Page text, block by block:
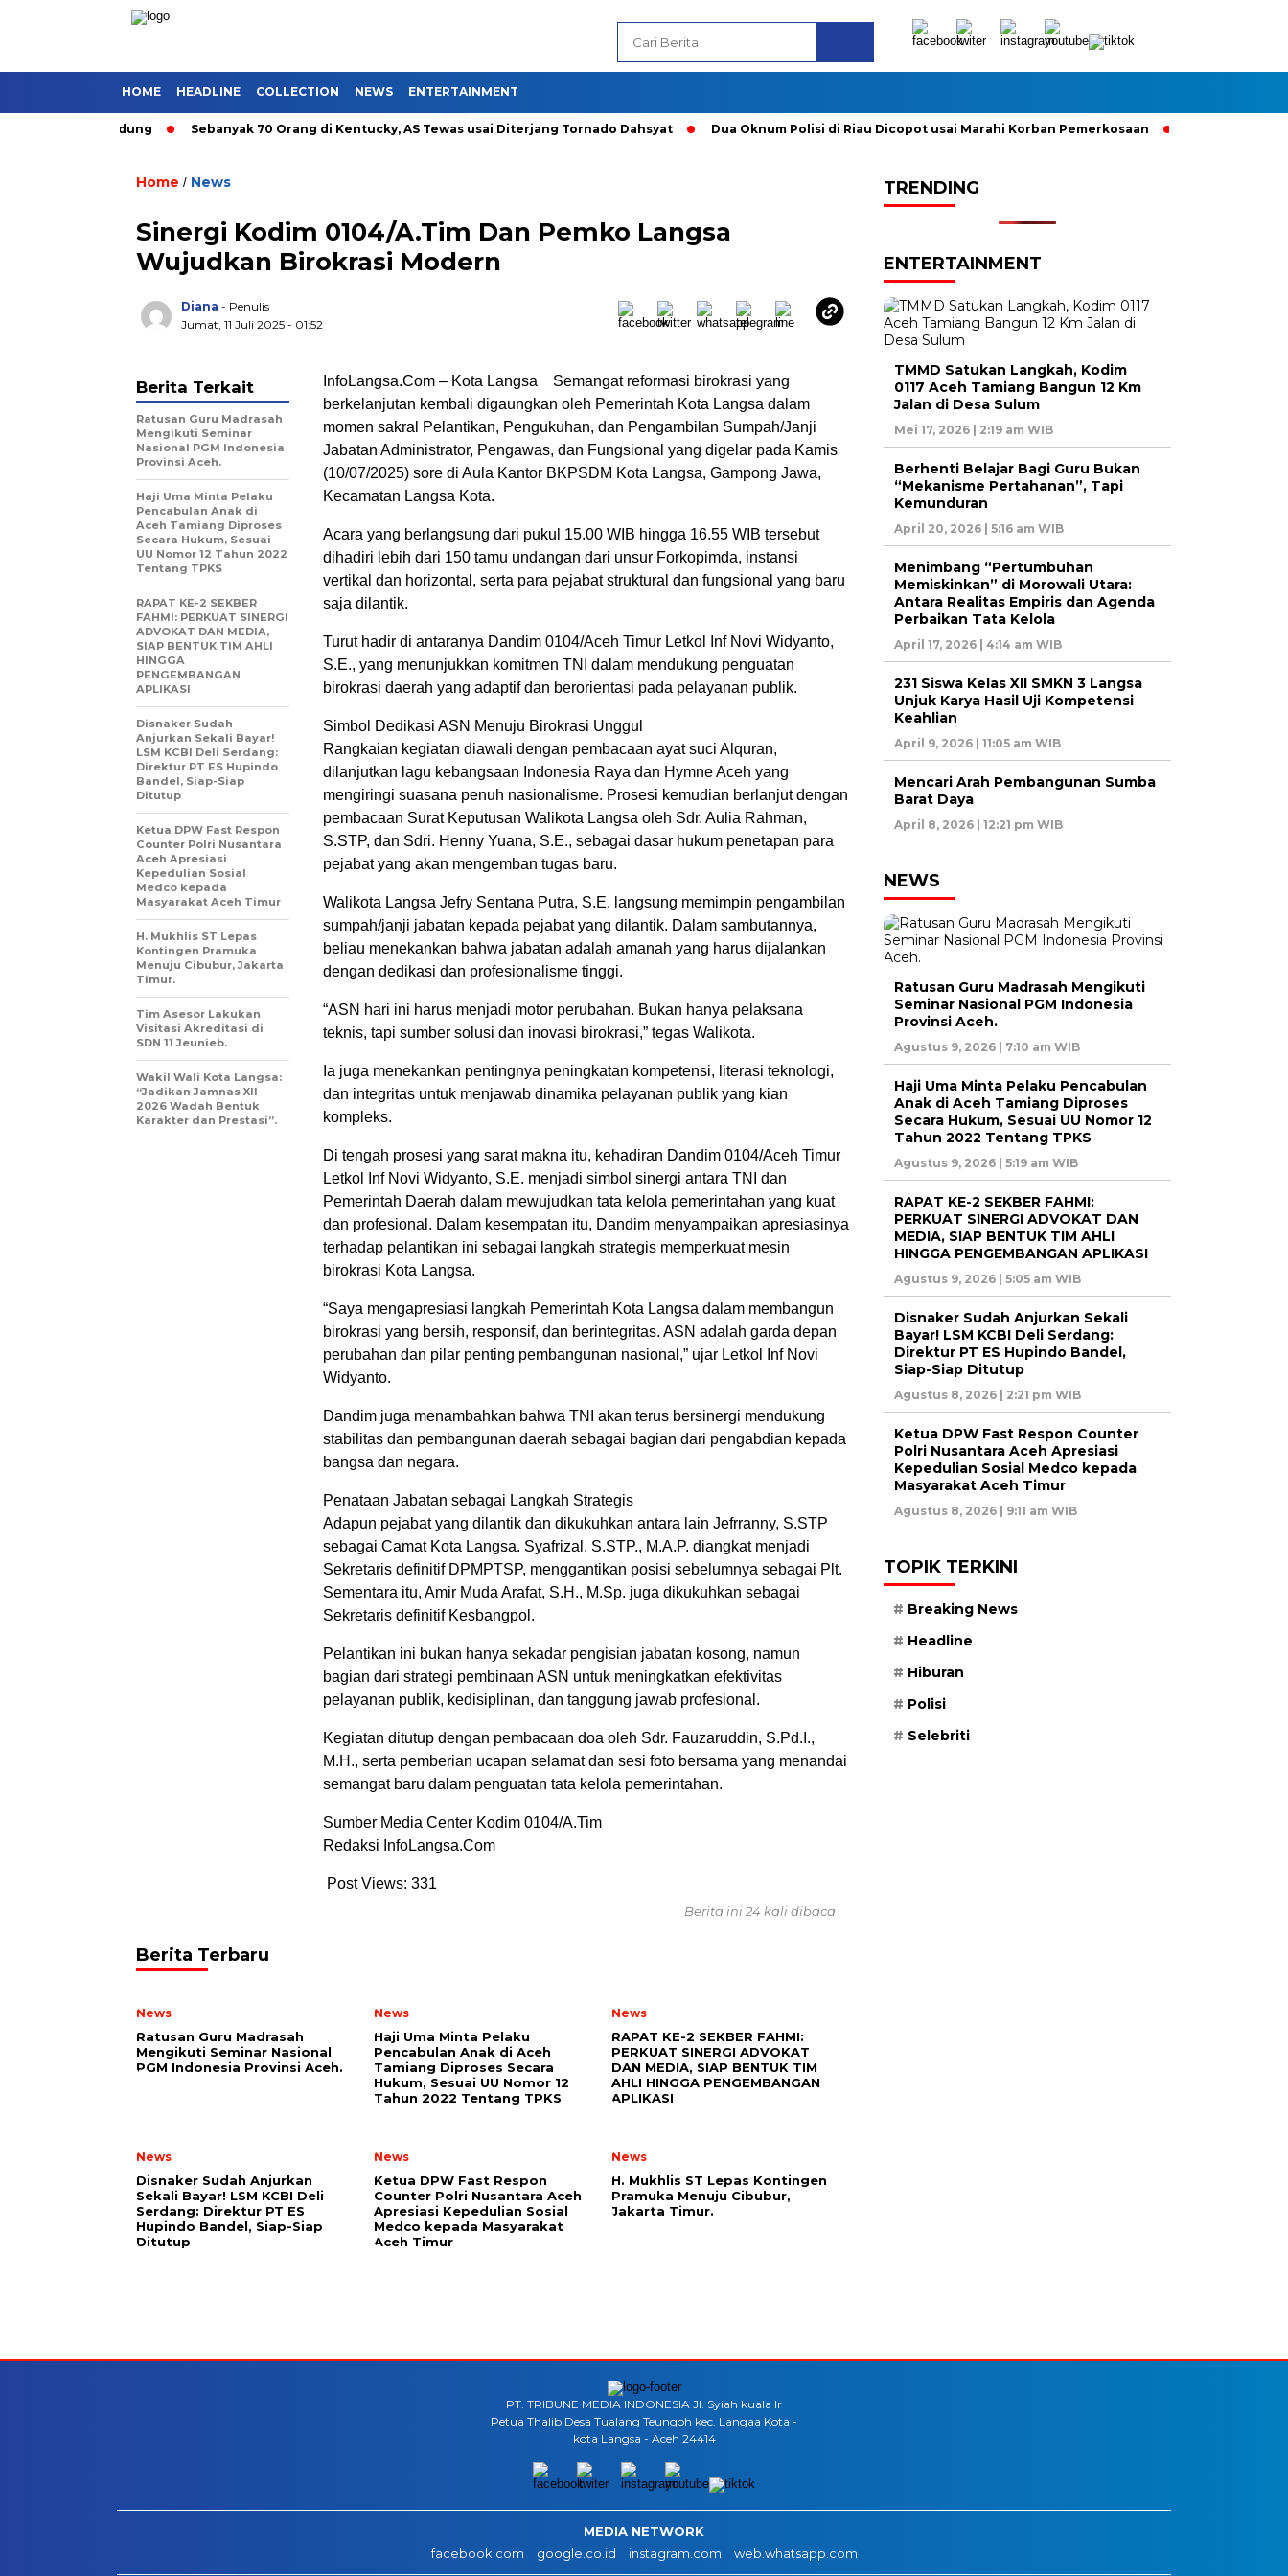
HOME HEADLINE COLLECTION NEWS ENTERTAINMENT
di Bandung Sebanyak 70 Orang di Kentucky, AS Tewas usai Diterjang Tornado Dahsyat Dua Oknum Polisi di Riau Dicopot usai Marahi Korban Pemerkosaan Kemendag Cabut
Home / News
Sinergi Kodim 0104/A.Tim Dan Pemko Langsa
Wujudkan Birokrasi Modern
Diana - Penulis
Jumat, 11 Juli 2025 - 01:52
InfoLangsa.Com – Kota Langsa Semangat reformasi birokrasi yang
berkelanjutan kembali digaungkan oleh Pemerintah Kota Langsa dalam
momen sakral Pelantikan, Pengukuhan, dan Pengambilan Sumpah/Janji
Jabatan Administrator, Pengawas, dan Fungsional yang digelar pada Kamis
(10/07/2025) sore di Aula Kantor BKPSDM Kota Langsa, Gampong Jawa,
Kecamatan Langsa Kota.
Acara yang berlangsung dari pukul 15.00 WIB hingga 16.55 WIB tersebut
dihadiri lebih dari 150 tamu undangan dari unsur Forkopimda, instansi
vertikal dan horizontal, serta para pejabat struktural dan fungsional yang baru
saja dilantik.
Turut hadir di antaranya Dandim 0104/Aceh Timur Letkol Inf Novi Widyanto,
S.E., yang menunjukkan komitmen TNI dalam mendukung penguatan
birokrasi daerah yang adaptif dan berorientasi pada pelayanan publik.
Simbol Dedikasi ASN Menuju Birokrasi Unggul
Rangkaian kegiatan diawali dengan pembacaan ayat suci Alquran,
dilanjutkan lagu kebangsaan Indonesia Raya dan Hymne Aceh yang
mengiringi suasana penuh nasionalisme. Prosesi kemudian berlanjut dengan
pembacaan Surat Keputusan Walikota Langsa oleh Sdr. Aulia Rahman,
S.STP, dan Sdri. Henny Yuana, S.E., sebagai dasar hukum penetapan para
pejabat yang akan mengemban tugas baru.
Walikota Langsa Jefry Sentana Putra, S.E. langsung memimpin pengambilan
sumpah/janji jabatan kepada pejabat yang dilantik. Dalam sambutannya,
beliau menekankan bahwa jabatan adalah amanah yang harus dijalankan
dengan dedikasi dan profesionalisme tinggi.
“ASN hari ini harus menjadi motor perubahan. Bukan hanya pelaksana
teknis, tapi sumber solusi dan inovasi birokrasi,” tegas Walikota.
Ia juga menekankan pentingnya peningkatan kompetensi, literasi teknologi,
dan integritas untuk menjawab dinamika pelayanan publik yang kian
kompleks.
Di tengah prosesi yang sarat makna itu, kehadiran Dandim 0104/Aceh Timur
Letkol Inf Novi Widyanto, S.E. menjadi simbol sinergi antara TNI dan
Pemerintah Daerah dalam mewujudkan tata kelola pemerintahan yang kuat
dan profesional. Dalam kesempatan itu, Dandim menyampaikan apresiasinya
terhadap pelantikan ini sebagai langkah strategis memperkuat mesin
birokrasi Kota Langsa.
“Saya mengapresiasi langkah Pemerintah Kota Langsa dalam membangun
birokrasi yang bersih, responsif, dan berintegritas. ASN adalah garda depan
perubahan dan pilar penting pembangunan nasional,” ujar Letkol Inf Novi
Widyanto.
Dandim juga menambahkan bahwa TNI akan terus bersinergi mendukung
stabilitas dan pembangunan daerah sebagai bagian dari pengabdian kepada
bangsa dan negara.
Penataan Jabatan sebagai Langkah Strategis
Adapun pejabat yang dilantik dan dikukuhkan antara lain Jefrranny, S.STP
sebagai Camat Kota Langsa. Syafrizal, S.STP., M.A.P. diangkat menjadi
Sekretaris definitif DPMPTSP, menggantikan posisi sebelumnya sebagai Plt.
Sementara itu, Amir Muda Arafat, S.H., M.Sp. juga dikukuhkan sebagai
Sekretaris definitif Kesbangpol.
Pelantikan ini bukan hanya sekadar pengisian jabatan kosong, namun
bagian dari strategi pembinaan ASN untuk meningkatkan efektivitas
pelayanan publik, kedisiplinan, dan tanggung jawab profesional.
Kegiatan ditutup dengan pembacaan doa oleh Sdr. Fauzaruddin, S.Pd.I.,
M.H., serta pemberian ucapan selamat dan sesi foto bersama yang menandai
semangat baru dalam penguatan tata kelola pemerintahan.
Sumber Media Center Kodim 0104/A.Tim
Redaksi InfoLangsa.Com
Post Views: 331
Berita Terkait
Ratusan Guru Madrasah
Mengikuti Seminar
Nasional PGM Indonesia
Provinsi Aceh.
Haji Uma Minta Pelaku
Pencabulan Anak di
Aceh Tamiang Diproses
Secara Hukum, Sesuai
UU Nomor 12 Tahun 2022
Tentang TPKS
RAPAT KE-2 SEKBER
FAHMI: PERKUAT SINERGI
ADVOKAT DAN MEDIA,
SIAP BENTUK TIM AHLI
HINGGA
PENGEMBANGAN
APLIKASI
Disnaker Sudah
Anjurkan Sekali Bayar!
LSM KCBI Deli Serdang:
Direktur PT ES Hupindo
Bandel, Siap-Siap
Ditutup
Ketua DPW Fast Respon
Counter Polri Nusantara
Aceh Apresiasi
Kepedulian Sosial
Medco kepada
Masyarakat Aceh Timur
H. Mukhlis ST Lepas
Kontingen Pramuka
Menuju Cibubur, Jakarta
Timur.
Tim Asesor Lakukan
Visitasi Akreditasi di
SDN 11 Jeunieb.
Wakil Wali Kota Langsa:
“Jadikan Jamnas XII
2026 Wadah Bentuk
Karakter dan Prestasi”.
Berita ini 24 kali dibaca
Berita Terbaru
News
Ratusan Guru Madrasah
Mengikuti Seminar Nasional
PGM Indonesia Provinsi Aceh.
News
Haji Uma Minta Pelaku
Pencabulan Anak di Aceh
Tamiang Diproses Secara
Hukum, Sesuai UU Nomor 12
Tahun 2022 Tentang TPKS
News
RAPAT KE-2 SEKBER FAHMI:
PERKUAT SINERGI ADVOKAT
DAN MEDIA, SIAP BENTUK TIM
AHLI HINGGA PENGEMBANGAN
APLIKASI
News
Disnaker Sudah Anjurkan
Sekali Bayar! LSM KCBI Deli
Serdang: Direktur PT ES
Hupindo Bandel, Siap-Siap
Ditutup
News
Ketua DPW Fast Respon
Counter Polri Nusantara Aceh
Apresiasi Kepedulian Sosial
Medco kepada Masyarakat
Aceh Timur
News
H. Mukhlis ST Lepas Kontingen
Pramuka Menuju Cibubur,
Jakarta Timur.
TRENDING
ENTERTAINMENT
TMMD Satukan Langkah, Kodim
0117 Aceh Tamiang Bangun 12 Km
Jalan di Desa Sulum
Mei 17, 2026 | 2:19 am WIB
Berhenti Belajar Bagi Guru Bukan
“Mekanisme Pertahanan”, Tapi
Kemunduran
April 20, 2026 | 5:16 am WIB
Menimbang “Pertumbuhan
Memiskinkan” di Morowali Utara:
Antara Realitas Empiris dan Agenda
Perbaikan Tata Kelola
April 17, 2026 | 4:14 am WIB
231 Siswa Kelas XII SMKN 3 Langsa
Unjuk Karya Hasil Uji Kompetensi
Keahlian
April 9, 2026 | 11:05 am WIB
Mencari Arah Pembangunan Sumba
Barat Daya
April 8, 2026 | 12:21 pm WIB
NEWS
Ratusan Guru Madrasah Mengikuti
Seminar Nasional PGM Indonesia
Provinsi Aceh.
Agustus 9, 2026 | 7:10 am WIB
Haji Uma Minta Pelaku Pencabulan
Anak di Aceh Tamiang Diproses
Secara Hukum, Sesuai UU Nomor 12
Tahun 2022 Tentang TPKS
Agustus 9, 2026 | 5:19 am WIB
RAPAT KE-2 SEKBER FAHMI:
PERKUAT SINERGI ADVOKAT DAN
MEDIA, SIAP BENTUK TIM AHLI
HINGGA PENGEMBANGAN APLIKASI
Agustus 9, 2026 | 5:05 am WIB
Disnaker Sudah Anjurkan Sekali
Bayar! LSM KCBI Deli Serdang:
Direktur PT ES Hupindo Bandel,
Siap-Siap Ditutup
Agustus 8, 2026 | 2:21 pm WIB
Ketua DPW Fast Respon Counter
Polri Nusantara Aceh Apresiasi
Kepedulian Sosial Medco kepada
Masyarakat Aceh Timur
Agustus 8, 2026 | 9:11 am WIB
TOPIK TERKINI
Breaking News
Headline
Hiburan
Polisi
Selebriti
PT. TRIBUNE MEDIA INDONESIA Jl. Syiah kuala lr
Petua Thalib Desa Tualang Teungoh kec. Langaa Kota -
kota Langsa - Aceh 24414
MEDIA NETWORK
facebook.com
google.co.id instagram.com web.whatsapp.com